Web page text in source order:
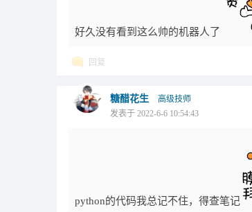
好久没有看到这么帅的机器人了
回复
糖醋花生
高级技师
发表于 2022-6-6 10:54:43
python的代码我总记不住，得查笔记